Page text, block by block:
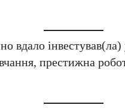
вдало
престижна